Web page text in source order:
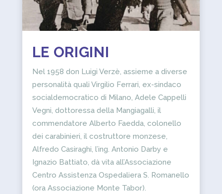
LE ORIGINI
Nel 1958 don Luigi Verzè, assieme a diverse
personalità quali Virgilio Ferrari, ex-sindaco
socialdemocratico di Milano, Adele Cappelli
Vegni, dottoressa della Mangiagalli, il
commendatore Alberto Faedda, colonello
dei carabinieri, il costruttore monzese,
Alfredo Casiraghi, l’ing. Antonio Darby e
Ignazio Battiato, dà vita all’Associazione
Centro Assistenza Ospedaliera S. Romanello
(ora Associazione Monte Tabor).